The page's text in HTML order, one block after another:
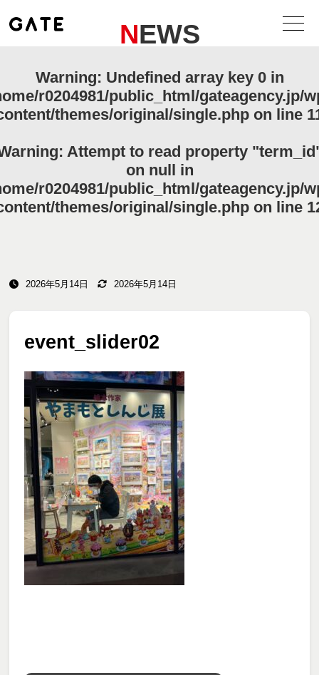
NEWS
Warning: Undefined array key 0 in
r0204981/public_html/gateagency.jp/
themes/original/single.php on line
: Attempt to read property
on null in
r0204981/public_html/gateagency.jp/
themes/original/single.phpon line
2026年5月14日 2026年5月14日
event_slider02